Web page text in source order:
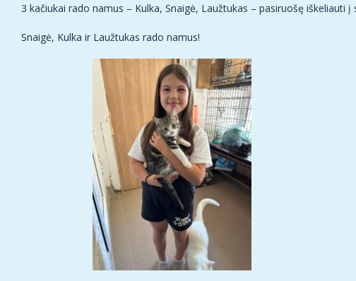
3 kačiukai rado namus – Kulka, Snaigė, Laužtukas – pasiruošę iškeliauti į
Snaigė, Kulka ir Laužtukas rado namus!